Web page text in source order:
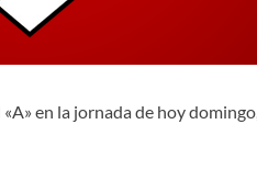
«A» en la jornada de hoy